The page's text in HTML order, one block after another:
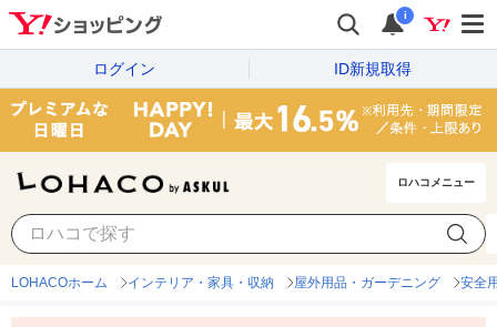
i
ログイン ID新規取得
ロハコメニュー
LOHACOホーム インテリア・家具・収納 屋外用品・ガーデニング 安全